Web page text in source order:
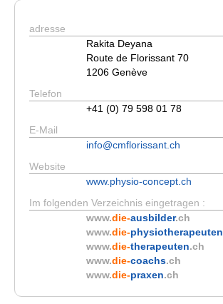
adresse
Rakita Deyana
Route de Florissant 70
1206 Genève
Telefon
+41 (0) 79 598 01 78
E-Mail
info@cmflorissant.ch
Website
www.physio-concept.ch
Im folgenden Verzeichnis eingetragen :
www.die-ausbilder.ch
www.die-physiotherapeuten
www.die-therapeuten.ch
www.die-coachs.ch
www.die-praxen.ch